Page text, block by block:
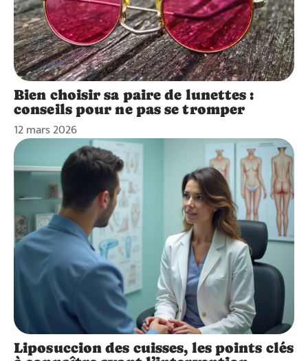
Bien choisir sa paire de lunettes :
conseils pour ne pas se tromper
12 mars 2026
Liposuccion des cuisses, les points clés